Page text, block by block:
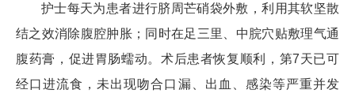
护士每天为患者进行脐周芒硝袋外敷，利用其软坚散
结之效消除腹腔肿胀；同时在足三里、中脘穴贴敷理气通
腹药膏，促进胃肠蠕动。术后患者恢复顺利，第7天已可
经口进流食，未出现吻合口漏、出血、感染等严重并发